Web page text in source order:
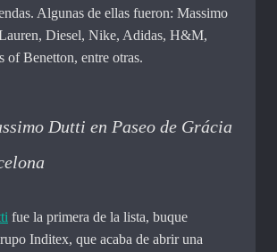
Algunas de ellas fueron: Massimo
Diesel, Nike, Adidas, H&M,
of Benetton, entre otras.
Dutti en Paseo de Grácia
fue la primera de la lista, buque
Inditex, que acaba de abrir una